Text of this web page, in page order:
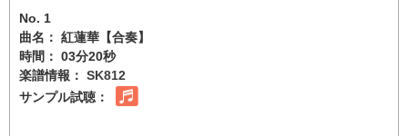
No. 1
曲名： 紅蓮華【合奏】
時間： 03分20秒
楽譜情報： SK812
サンプル試聴：